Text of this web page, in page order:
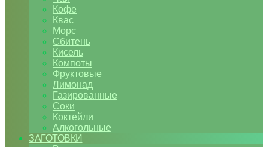
Кофе
Квас
Морс
Сбитень
Кисель
Компоты
Фруктовые
Лимонад
Газированные
Соки
Коктейли
Алкогольные
ЗАГОТОВКИ